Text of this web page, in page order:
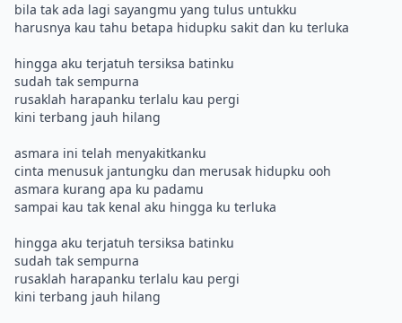
bila tak ada lagi sayangmu yang tulus untukku
harusnya kau tahu betapa hidupku sakit dan ku terluka
hingga aku terjatuh tersiksa batinku
sudah tak sempurna
rusaklah harapanku terlalu kau pergi
kini terbang jauh hilang
asmara ini telah menyakitkanku
cinta menusuk jantungku dan merusak hidupku ooh
asmara kurang apa ku padamu
sampai kau tak kenal aku hingga ku terluka
hingga aku terjatuh tersiksa batinku
sudah tak sempurna
rusaklah harapanku terlalu kau pergi
kini terbang jauh hilang